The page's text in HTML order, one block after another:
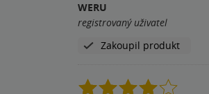
WERU
registrovaný uživatel
Zakoupil produkt